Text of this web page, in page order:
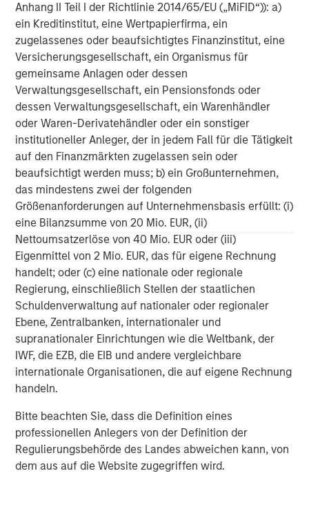
Anhang II Teil I der Richtlinie 2014/65/EU („MiFID“)): a)
ein Kreditinstitut, eine Wertpapierfirma, ein
zugelassenes oder beaufsichtigtes Finanzinstitut, eine
Versicherungsgesellschaft, ein Organismus für
gemeinsame Anlagen oder dessen
Verwaltungsgesellschaft, ein Pensionsfonds oder
dessen Verwaltungsgesellschaft, ein Warenhändler
oder Waren-Derivatehändler oder ein sonstiger
institutioneller Anleger, der in jedem Fall für die Tätigkeit
auf den Finanzmärkten zugelassen sein oder
beaufsichtigt werden muss; b) ein Großunternehmen,
das mindestens zwei der folgenden
Größenanforderungen auf Unternehmensbasis erfüllt: (i)
eine Bilanzsumme von 20 Mio. EUR, (ii)
Nettoumsatzerlöse von 40 Mio. EUR oder (iii)
Eigenmittel von 2 Mio. EUR, das für eigene Rechnung
handelt; oder (c) eine nationale oder regionale
Regierung, einschließlich Stellen der staatlichen
Schuldenverwaltung auf nationaler oder regionaler
Ebene, Zentralbanken, internationaler und
supranationaler Einrichtungen wie die Weltbank, der
IWF, die EZB, die EIB und andere vergleichbare
internationale Organisationen, die auf eigene Rechnung
handeln.
Bitte beachten Sie, dass die Definition eines
professionellen Anlegers von der Definition der
Regulierungsbehörde des Landes abweichen kann, von
dem aus auf die Website zugegriffen wird.
ARTIKEL
Real Estate Midyear Outlook:
Constructive Amid Fluid Backdrop
The current macroenvironment remains resilient
despite elevated volatility and divergence across
markets. As inflation and energy prices keep
central banks hawkish, real estate continues to
offer attractive relative value, supported by a
25% repricing, durable income streams, and
constrained supply. In this environment,
diversified portfolios and selective asset-level
investing remain critical.
07-AUG-2026
IMPORTANT DISCLOSURES
Morgan Stanley did pay for this sponsored feature.
The views and opinions are those of the author as of the date of
publication and are subject to change at any time due to
to pass. The views expressed do not reflect the opinions of all
investment personnel at Morgan Stanley Investment
Management (MSIM) and its subsidiaries and affiliates
(collectively the Firm”), and may not be reflected in all the
strategies and products that the Firm offers.